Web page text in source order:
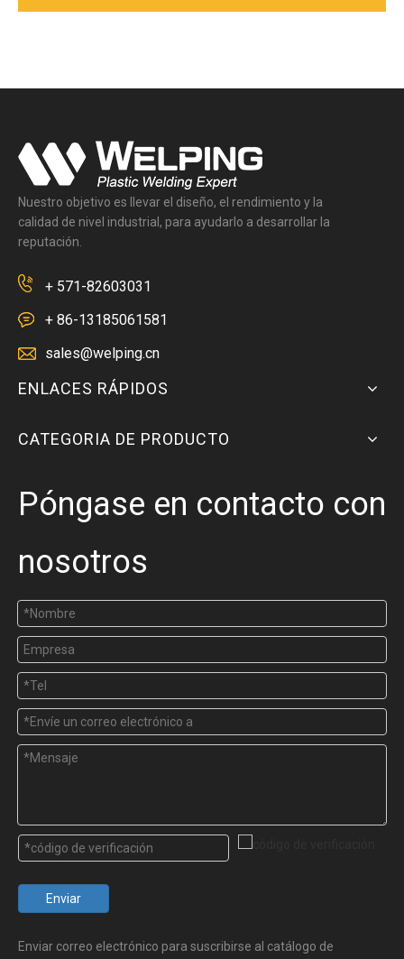
Nuestro objetivo es llevar el diseño, el rendimiento y la
calidad de nivel industrial, para ayudarlo a desarrollar la
reputación.
+ 571-82603031
+ 86-13185061581
sales@welping.cn
ENLACES RÁPIDOS
CATEGORIA DE PRODUCTO
Póngase en contacto con
nosotros
Enviar
Enviar correo electrónico para suscribirse al catálogo de